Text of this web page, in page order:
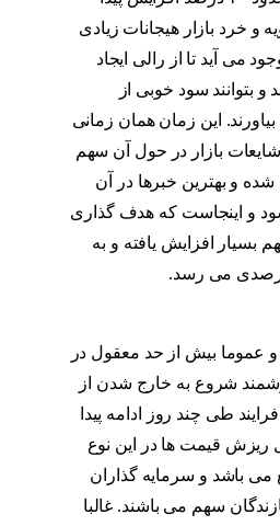
و خرد بازار هیجانات زیادی
می آید تا از رالی ایجاد
و بتوانند سود خوبی از
این زمان همان زمانی
بازار در حول آن سهم
و بهترین خبرها در آن
و اینجاست که هدف گذاری
افزایش یافته و به
عموما بیش از حد معقول در
شروع به خارج شدن از
طی چند روز ادامه پیدا
ریزش قیمت ها در این نوع
باشد و سرمایه گذاران
سهم می باشند. غالبا